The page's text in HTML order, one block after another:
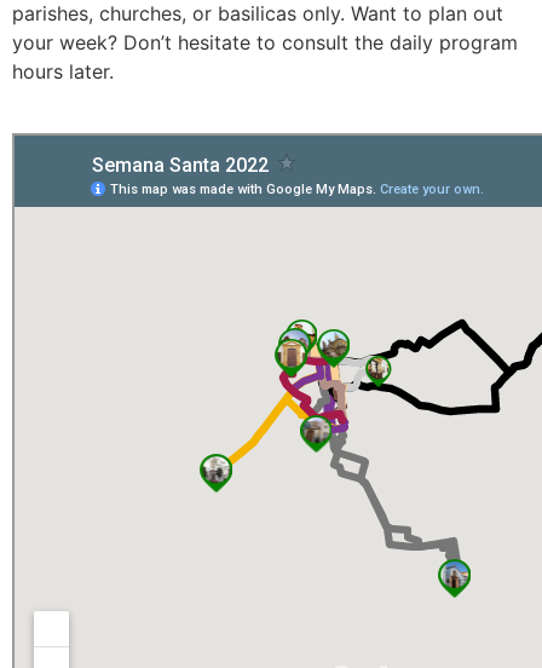
parishes, churches, or basilicas only. Want to plan out
your week? Don’t hesitate to consult the daily program
hours later.